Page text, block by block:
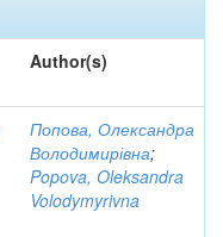
Author(s)
Попова, Олександра
Володимирівна;
Popova, Oleksandra
Volodymyrivna